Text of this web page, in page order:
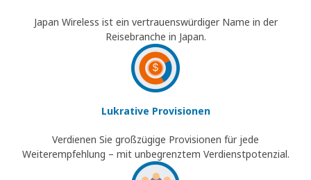
Japan Wireless ist ein vertrauenswürdiger Name in der
Reisebranche in Japan.
Lukrative Provisionen
Verdienen Sie großzügige Provisionen für jede
Weiterempfehlung – mit unbegrenztem Verdienstpotenzial.